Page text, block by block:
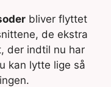
bliver flyttet
de ekstra
der indtil nu har
kan lytte lige så